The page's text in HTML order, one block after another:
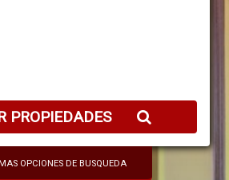
PROPIEDADES
MAS OPCIONES DE BUSQUEDA